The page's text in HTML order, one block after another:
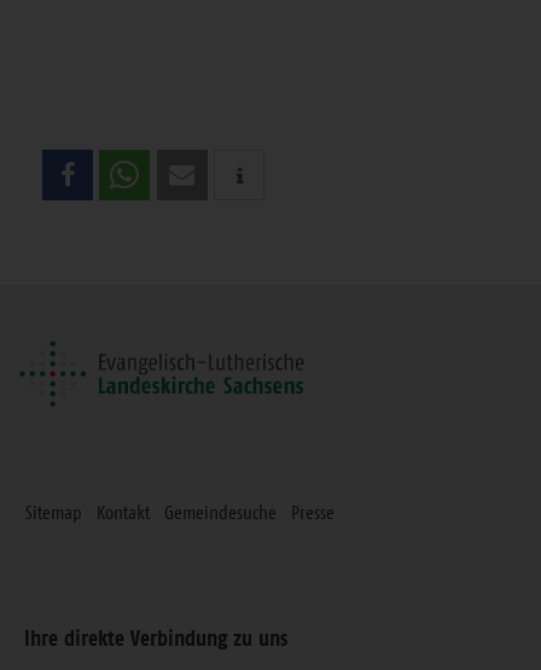
Teilen
Sie
Sitemap Kontakt Gemeindesuche Presse
Ihre direkte Verbindung zu uns